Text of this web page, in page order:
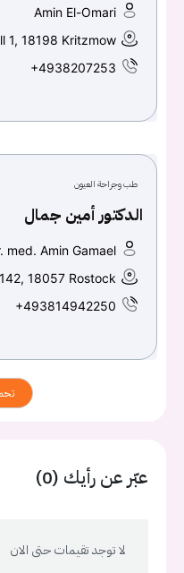
Amin El-Omari
1, 18198 Kritzmow
+4938207253
طب وجراحة العيون
الدكتور أمين جمال
med. Amin Gamael
18057 Rostock
+493814942250
عبّر عن رأيك (0)
لا توجد تقيمات حتى الان